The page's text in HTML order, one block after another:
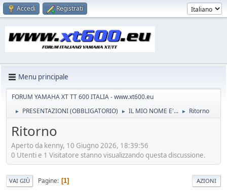
Accedi Registrati
Menu principale
FORUM YAMAHA XT TT 600 ITALIA - www.xt600.eu
► PRESENTAZIONI (OBBLIGATORIO) ► IL MIO NOME E'... ► Ritorno
Ritorno
Aperto da kenny, 10 Giugno 2026, 18:39:56
0 Utenti e 1 Visitatore stanno visualizzando questa discussione.
VAI GIÙ Pagine 1 AZIONI